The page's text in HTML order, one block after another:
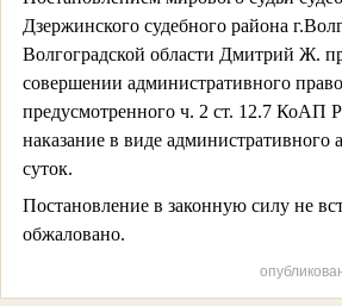
Дзержинского судебного района
Волгоградской области Дмитрий Ж.
совершении административного
предусмотренного ч. 2 ст. 12.7 КоАП
наказание в виде административного
суток.
Постановление в законную силу не
обжаловано.